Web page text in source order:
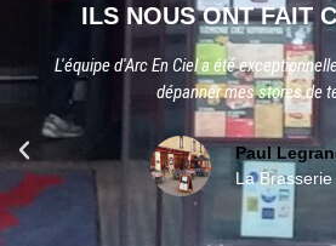
ILS NOUS ONT FAIT
L'équipe d'Arc En Ciel a été
dépanner mes stores de
Paul
La Brasserie